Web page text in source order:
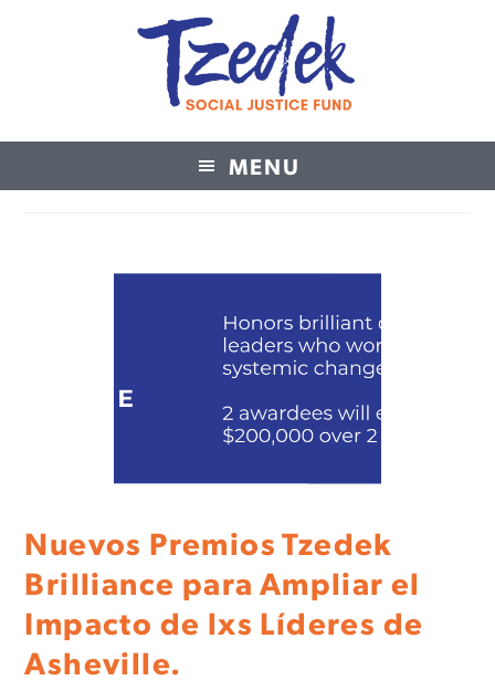
MENU
Nuevos Premios Tzedek
Brilliance para Ampliar el
Impacto de lxs Líderes de
Asheville.